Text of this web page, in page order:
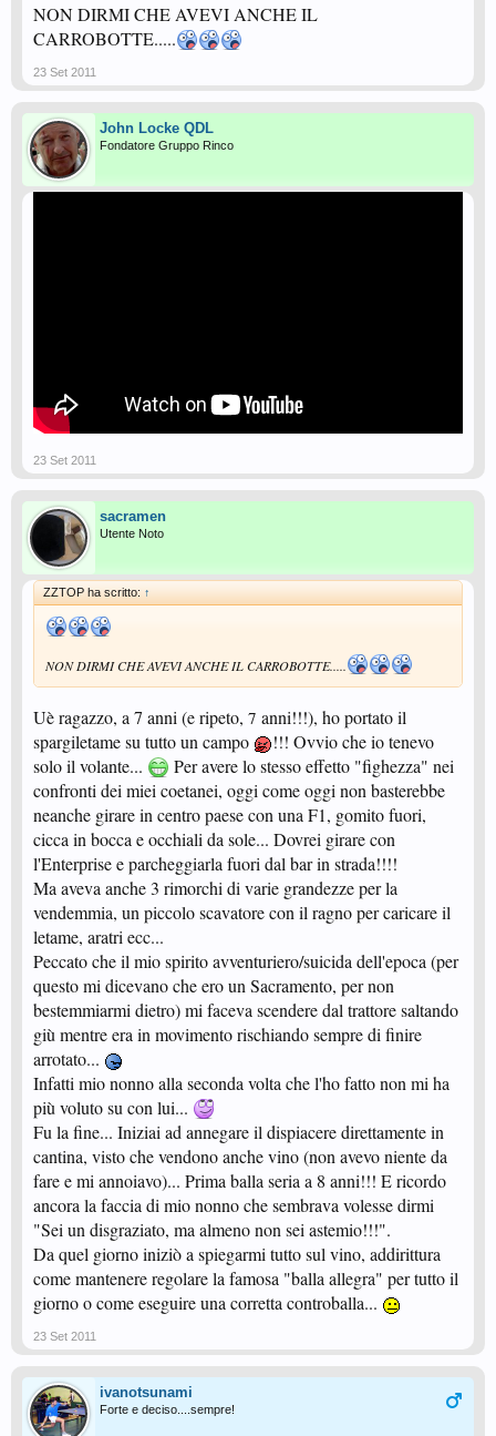
NON DIRMI CHE AVEVI ANCHE IL
CARROBOTTE.....
23 Set 2011
John Locke QDL
Fondatore Gruppo Rinco
23 Set 2011
sacramen
Utente Noto
ZZTOP ha scritto: ↑
NON DIRMI CHE AVEVI ANCHE IL CARROBOTTE.....
Uè ragazzo, a 7 anni (e ripeto, 7 anni!!!), ho portato il
spargiletame su tutto un campo
!!! Ovvio che io tenevo
solo il volante...
Per avere lo stesso effetto "fighezza" nei
confronti dei miei coetanei, oggi come oggi non basterebbe
neanche girare in centro paese con una F1, gomito fuori,
cicca in bocca e occhiali da sole... Dovrei girare con
l'Enterprise e parcheggiarla fuori dal bar in strada!!!!
Ma aveva anche 3 rimorchi di varie grandezze per la
vendemmia, un piccolo scavatore con il ragno per caricare il
letame, aratri ecc...
Peccato che il mio spirito avventuriero/suicida dell'epoca (per
questo mi dicevano che ero un Sacramento, per non
bestemmiarmi dietro) mi faceva scendere dal trattore saltando
giù mentre era in movimento rischiando sempre di finire
arrotato...
Infatti mio nonno alla seconda volta che l'ho fatto non mi ha
più voluto su con lui...
Fu la fine... Iniziai ad annegare il dispiacere direttamente in
cantina, visto che vendono anche vino (non avevo niente da
fare e mi annoiavo)... Prima balla seria a 8 anni!!! E ricordo
ancora la faccia di mio nonno che sembrava volesse dirmi
"Sei un disgraziato, ma almeno non sei astemio!!!".
Da quel giorno iniziò a spiegarmi tutto sul vino, addirittura
come mantenere regolare la famosa "balla allegra" per tutto il
giorno o come eseguire una corretta controballa...
23 Set 2011
ivanotsunami
Forte e deciso....sempre!